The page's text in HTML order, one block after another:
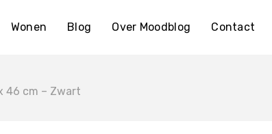
Wonen Blog Over Moodblog Contact
46 cm – Zwart